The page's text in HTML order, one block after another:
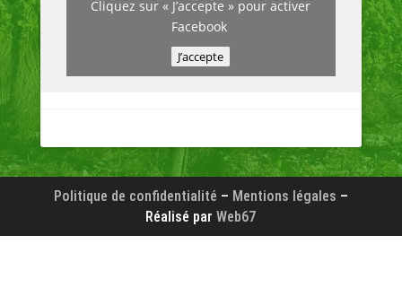
Cliquez sur « J’accepte » pour activer
Facebook
J’accepte
Politique de confidentialité – Mentions légales –
Réalisé parWeb67